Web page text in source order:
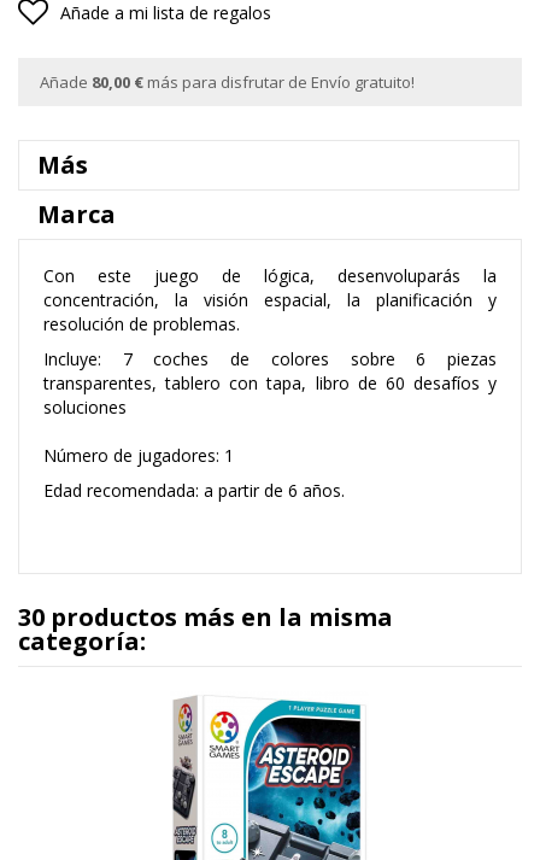
Añade a mi lista de regalos
Añade 80,00 € más para disfrutar de Envío gratuito!
Más
Marca
Con este juego de lógica, desenvoluparás la
concentración, la visión espacial, la planificación y
resolución de problemas.
Incluye: 7 coches de colores sobre 6 piezas
transparentes, tablero con tapa, libro de 60 desafíos y
soluciones
Número de jugadores: 1
Edad recomendada: a partir de 6 años.
30 productos más en la misma
categoría: